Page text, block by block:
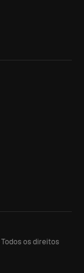
Todos os direitos